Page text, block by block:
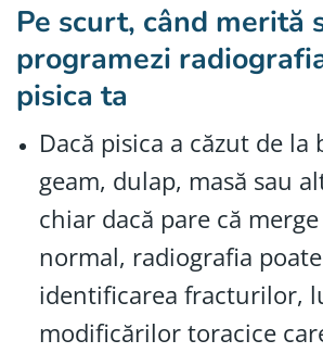
Pe scurt, când merită
programezi
pisica ta
Dacă pisica a căzut de la
geam, dulap, masă sau
chiar dacă pare că
normal, radiografia
identificarea fracturilor,
modificărilor toracice